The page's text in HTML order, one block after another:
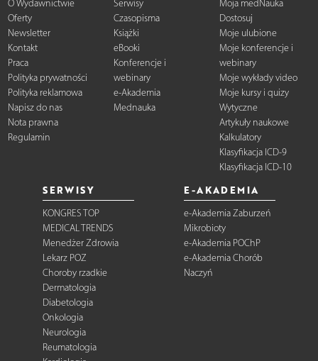
O Wydawnictwie
Oferty
Newsletter
Kontakt
Praca
Polityka prywatności
Polityka reklamowa
Napisz do nas
Nota prawna
Regulamin
Serwisy
Czasopisma
Książki
eBooki
Konferencje i
webinary
e-Akademia
Mednauka
Moja medNauka
Dostosuj
Moje ulubione
Moje konferencje i
webinary
Moje wykłady video
Moje kursy i quizy
Wytyczne
Artykuły naukowe
Kalkulatory
Klasyfikacja ICD-9
Klasyfikacja ICD-10
SERWISY
KONGRES TOP
MEDICAL TRENDS
Menedżer Zdrowia
Lekarz POZ
Choroby rzadkie
Dermatologia
Diabetologia
Onkologia
Neurologia
Reumatologia
E-AKADEMIA
e-Akademia Zaburzeń
Mikrobioty
e-Akademia POChP
e-Akademia Chorób
Naczyń